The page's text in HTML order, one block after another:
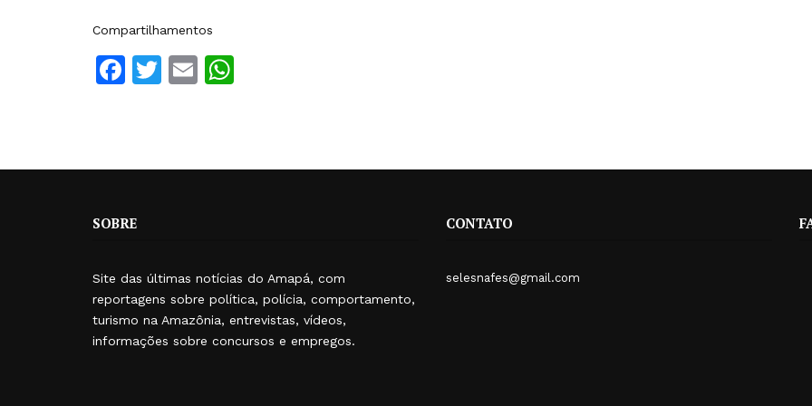
Compartilhamentos
Facebook
Twitter
Email
SOBRE
Site das últimas notícias do Amapá, com
reportagens sobre política, polícia, comportamento,
turismo na Amazônia, entrevistas, vídeos,
informações sobre concursos e empregos.
CONTATO
selesnafes@gmail.com